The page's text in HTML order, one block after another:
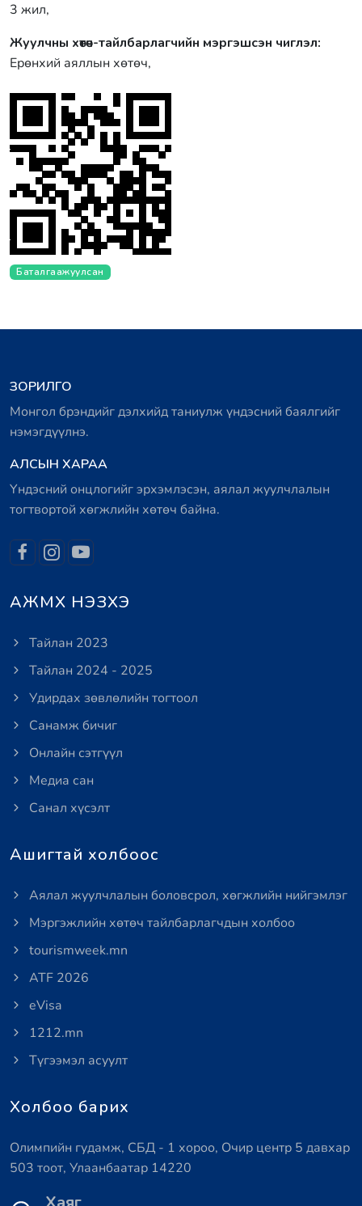
3 жил,
Жуулчны хөтөч-тайлбарлагчийн мэргэшсэн чиглэл:
Ерөнхий аяллын хөтөч,
Баталгаажуулсан
ЗОРИЛГО
Монгол брэндийг дэлхийд таниулж үндэсний баялгийг
нэмэгдүүлнэ.
АЛСЫН ХАРАА
Үндэсний онцлогийг эрхэмлэсэн, аялал жуулчлалын
тогтвортой хөгжлийн хөтөч байна.
АЖМХ НЭЗХЭ
Тайлан 2023
Тайлан 2024 - 2025
Удирдах зөвлөлийн тогтоол
Санамж бичиг
Онлайн сэтгүүл
Медиа сан
Санал хүсэлт
Ашигтай холбоос
Аялал жуулчлалын боловсрол, хөгжлийн нийгэмлэг
Мэргэжлийн хөтөч тайлбарлагчдын холбоо
tourismweek.mn
ATF 2026
eVisa
1212.mn
Түгээмэл асуулт
Холбоо барих
Олимпийн гудамж, СБД - 1 хороо, Очир центр 5 давхар
503 тоот, Улаанбаатар 14220